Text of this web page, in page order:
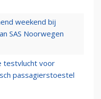
weekend bij
SAS Noorwegen
testvlucht voor
passagierstoestel